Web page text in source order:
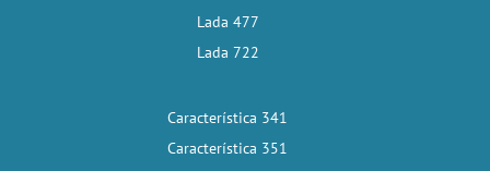
Lada 477
Lada 722
Característica 341
Característica 351